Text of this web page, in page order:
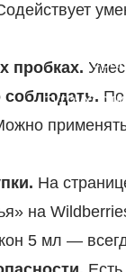
пробках.
соблюдать. По
На
на
5 мл —